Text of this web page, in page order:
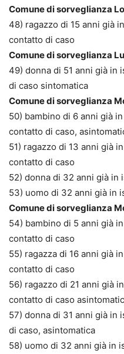
Comune di sorveglianza
48) ragazzo di 15 anni già
contatto di caso
Comune di sorveglianza
49) donna di 51 anni già in
di caso sintomatica
Comune di sorveglianza
50) bambino di 6 anni già
contatto di caso,
51) ragazzo di 13 anni già
contatto di caso
52) donna di 32 anni già in
53) uomo di 32 anni già in
Comune di sorveglianza
54) bambino di 5 anni già
contatto di caso
55) ragazza di 16 anni già
contatto di caso
56) ragazzo di 21 anni già
contatto di caso
57) donna di 31 anni già in
di caso, asintomatica
58) uomo di 32 anni già in